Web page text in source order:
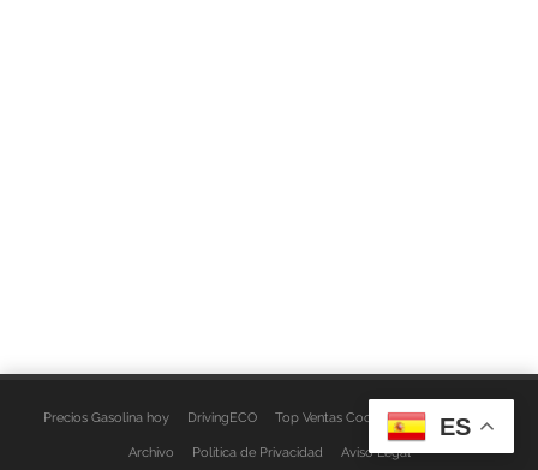
Precios Gasolina hoy DrivingECO Top Ventas Coches EspacioFurgo
Archivo Política de Privacidad Aviso Legal
ES